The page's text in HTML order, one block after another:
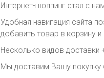
Интернет-шоппинг стал с
Удобная навигация сайта
добавить товар в корзину
Несколько видов доставки
Мы доставим Вашу покупку